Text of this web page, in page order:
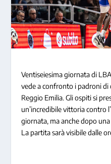
Ventiseiesima giornata di
vede a confronto i padroni di
Reggio Emilia. Gli ospiti si
un’incredibile vittoria contro
giornata, ma anche dopo
La partita sarà visibile dalle